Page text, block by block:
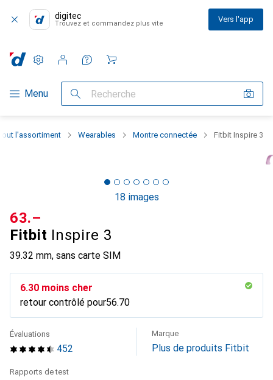
digitec
Trouvez et commandez plus vite Vers l'app
Navigation par catégorie
Menu Recherche
Paramètres
Compte client
Listes de comparaison
Listes d'envies
Panier
l'assortiment Wearables Montre connectée Fitbit Inspire 3
18 images
Fitbit Inspire 3
39.32 mm, sans carte SIM
CHF
63.–
CHF
6.30 moins cher
retour contrôlé pourCHF
56.70
452
Évaluations Marque
Plus de produits Fitbit
Rapports de test